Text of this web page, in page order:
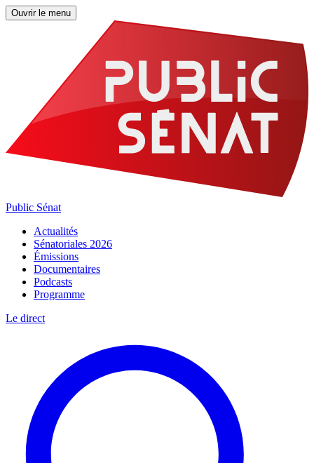
Ouvrir le menu
Public Sénat
Actualités
Sénatoriales 2026
Émissions
Documentaires
Podcasts
Programme
Le direct